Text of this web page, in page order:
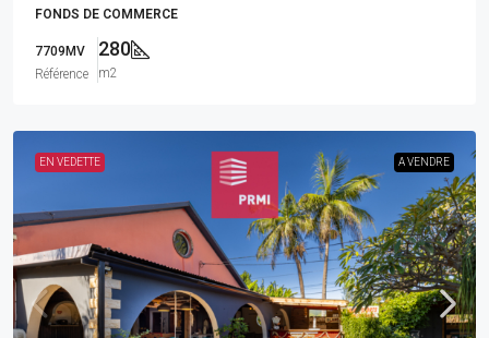
FONDS DE COMMERCE
7709MV
Référence
280
m2
EN VEDETTE A VENDRE